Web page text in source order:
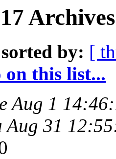
by: [
this list...
Aug 1
Aug 31